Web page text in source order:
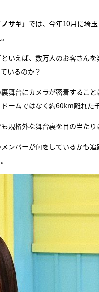
サキ」 では、今年10月に埼
いえば、数万人のお客さん
いるのか？
舞台にカメラが密着するこ
ームではなく約60km離れ
規格外な舞台裏を目の当たり
ンバーが何をしているかも